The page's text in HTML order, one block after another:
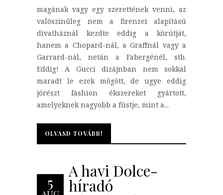
magának vagy egy szerettének venni, az
valószínűleg nem a firenzei alapítású
divatháznál kezdte eddig a körútját,
hanem a Chopard-nál, a Graffnál vagy a
Garrard-nál, netán a Fabergénél, stb.
Eddig! A Gucci dizájnban nem sokkal
maradt le ezek mögött, de ugye eddig
jórészt fashion ékszereket gyártott,
amelyeknek nagyobb a füstje, mint a...
OLVASD TOVÁBB!
OLVASD TOVÁBB!
5
A havi Dolce-
híradó